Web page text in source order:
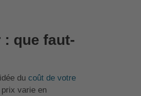
que faut-
du coût de votre
varie en